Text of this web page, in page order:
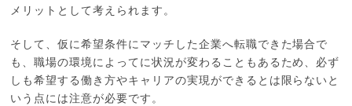
メリットとして考えられます。
そして、仮に希望条件にマッチした企業へ転職できた場合で
も、職場の環境によってに状況が変わることもあるため、必ず
しも希望する働き方やキャリアの実現ができるとは限らないと
いう点には注意が必要です。